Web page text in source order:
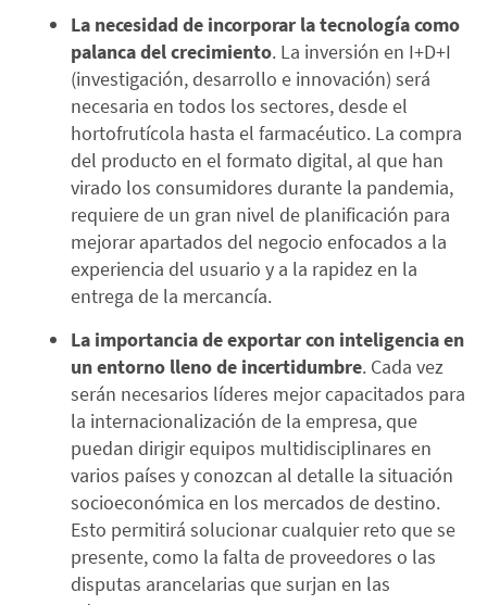
La necesidad de incorporar la tecnología como
palanca del crecimiento. La inversión en I+D+I
(investigación, desarrollo e innovación) será
necesaria en todos los sectores, desde el
hortofrutícola hasta el farmacéutico. La compra
del producto en el formato digital, al que han
virado los consumidores durante la pandemia,
requiere de un gran nivel de planificación para
mejorar apartados del negocio enfocados a la
experiencia del usuario y a la rapidez en la
entrega de la mercancía.
La importancia de exportar con inteligencia en
un entorno lleno de incertidumbre. Cada vez
serán necesarios líderes mejor capacitados para
la internacionalización de la empresa, que
puedan dirigir equipos multidisciplinares en
varios países y conozcan al detalle la situación
socioeconómica en los mercados de destino.
Esto permitirá solucionar cualquier reto que se
presente, como la falta de proveedores o las
disputas arancelarias que surjan en las